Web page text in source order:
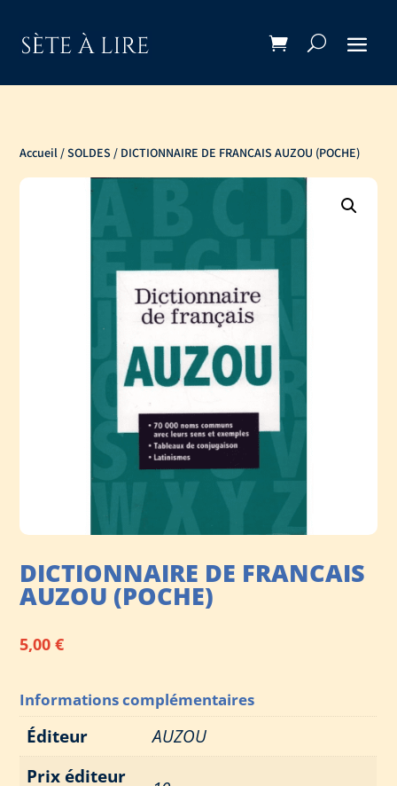
Accueil /SOLDES / DICTIONNAIRE DE FRANCAIS AUZOU (POCHE)
DICTIONNAIRE DE FRANCAIS
AUZOU (POCHE)
5,00€
Informations complémentaires
Éditeur
AUZOU
Prix éditeur